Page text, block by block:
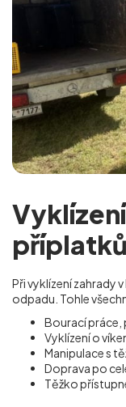
příplatků
Při vyklízení zahrady v
odpadu. Tohle
Bourací práce,
Vyklízení o
Manipulace s
Doprava po
Těžko